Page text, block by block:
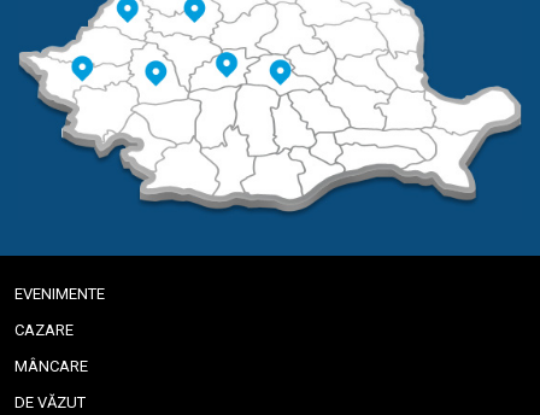
EVENIMENTE
CAZARE
MÂNCARE
DE VĂZUT